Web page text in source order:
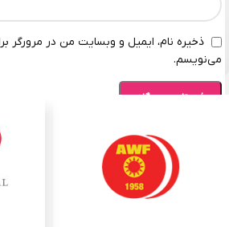
ذخیره نام، ایمیل و وبسایت من در مرورگر
می‌نویسم.